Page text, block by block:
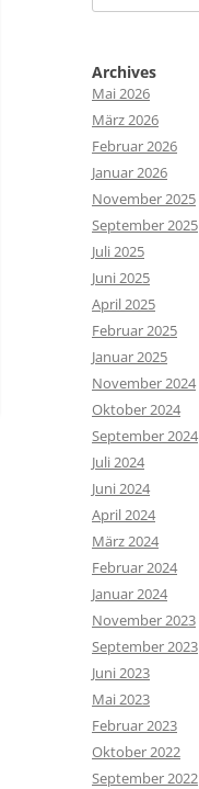
Archives
Mai 2026
März 2026
Februar 2026
Januar 2026
November 2025
September 2025
Juli 2025
Juni 2025
April 2025
Februar 2025
Januar 2025
November 2024
Oktober 2024
September 2024
Juli 2024
Juni 2024
April 2024
März 2024
Februar 2024
Januar 2024
November 2023
September 2023
Juni 2023
Mai 2023
Februar 2023
Oktober 2022
September 2022